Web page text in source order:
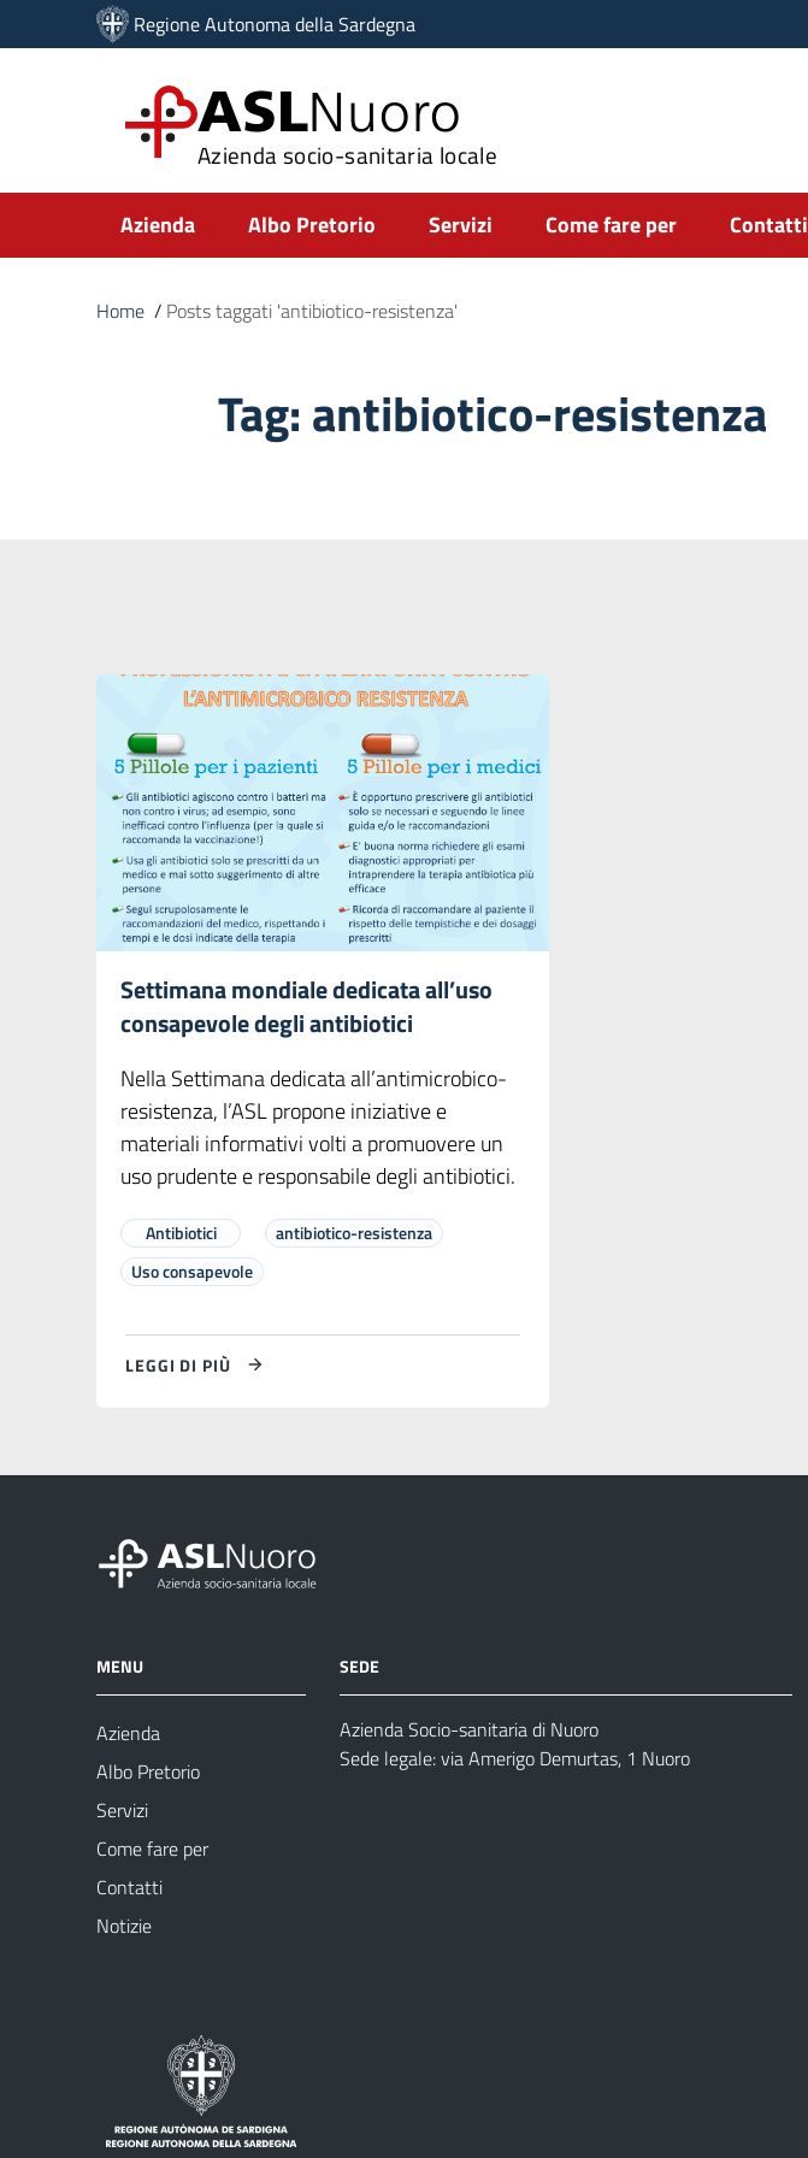
Vai ai contenuti
Vai al menu di navigazione
Regione Autonoma della Sardegna
ASLNuoro
Azienda socio-sanitaria locale
Submenu
Azienda Albo Pretorio Servizi Come fare per Contatti
Home / Posts taggati 'antibiotico-resistenza'
Tag:antibiotico-resistenza
Settimana mondiale dedicata all’uso
consapevole degli antibiotici
Nella Settimana dedicata all’antimicrobico-
resistenza, l’ASL propone iniziative e
materiali informativi volti a promuovere un
uso prudente e responsabile degli antibiotici.
Antibiotici
antibiotico-resistenza
Uso consapevole
LEGGI DI PIÙ
MENU
Azienda
Albo Pretorio
Servizi
Come fare per
Contatti
Notizie
SEDE
Azienda Socio-sanitaria di Nuoro
Sede legale: via Amerigo Demurtas, 1 Nuoro